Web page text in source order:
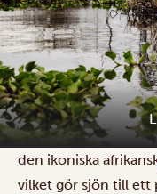
Naivashasjön är en
Valley, belägen
på 139
mångfald av
den ikoniska
vilket gör sjön till ett